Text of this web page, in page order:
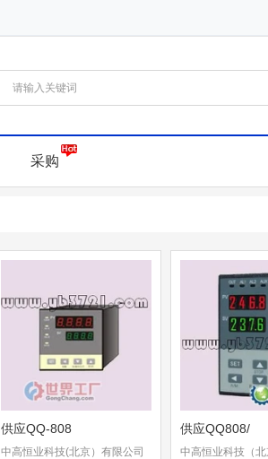
采购
供应QQ-808
中高恒业科技(北京）有限公司
供应QQ808/
中高恒业科技（北